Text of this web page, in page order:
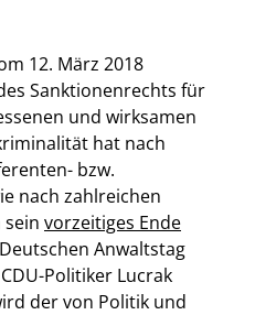
12. März 2018
Sanktionenrechts für
und wirksamen
hat nach
bzw.
nach zahlreichen
vorzeitiges Ende
Anwaltstag
Politiker Lucrak
der von Politik und